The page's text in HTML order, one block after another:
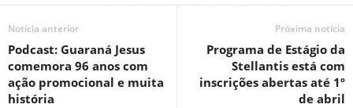
Notícia anterior
Podcast: Guaraná Jesus
comemora 96 anos com
ação promocional e muita
história
Próxima notícia
Programa de Estágio da
Stellantis está com
inscrições abertas até 1º
de abril